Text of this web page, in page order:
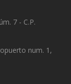
7 - C.P.
num. 1,